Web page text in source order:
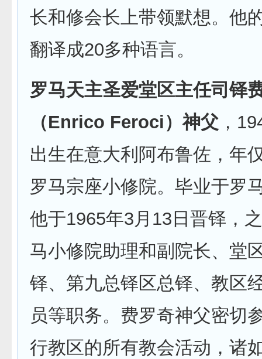
长和修会长上带领默想。他
翻译成20多种语言。
罗马天主圣爱堂区主任司铎
（Enrico Feroci）神父 ，
出生在意大利阿布鲁佐，年
罗马宗座小修院。毕业于罗
他于1965年3月13日晋铎，
马小修院助理和副院长、堂
铎、第九总铎区总铎、教区
员等职务。费罗奇神父密切
行教区的所有教会活动，诸